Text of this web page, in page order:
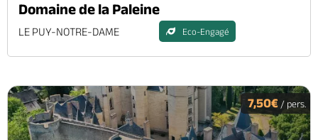
Domaine de la Paleine
LE PUY-NOTRE-DAME Eco-Engagé
7,50€ / pers.